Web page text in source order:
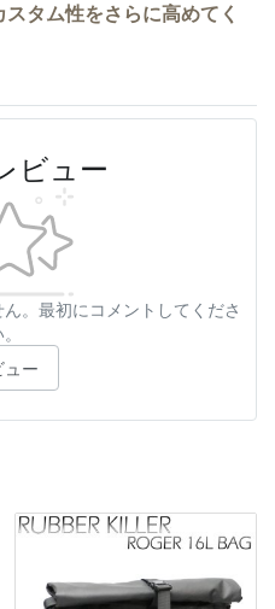
タム性をさらに高めてく
ビュー
。最初にコメントしてくださ
ュー